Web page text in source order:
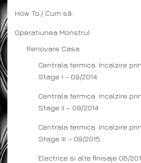
How To:/ Cum să:
Operatiunea Monstrul
Renovare Casa
Centrala termica. Incalzire
Stage I – 09/2014
Centrala termica. Incalzire
Stage II – 09/2014
Centrala termica. Incalzire
Stage III – 09/2015
Electrice si alte finisaje 06/